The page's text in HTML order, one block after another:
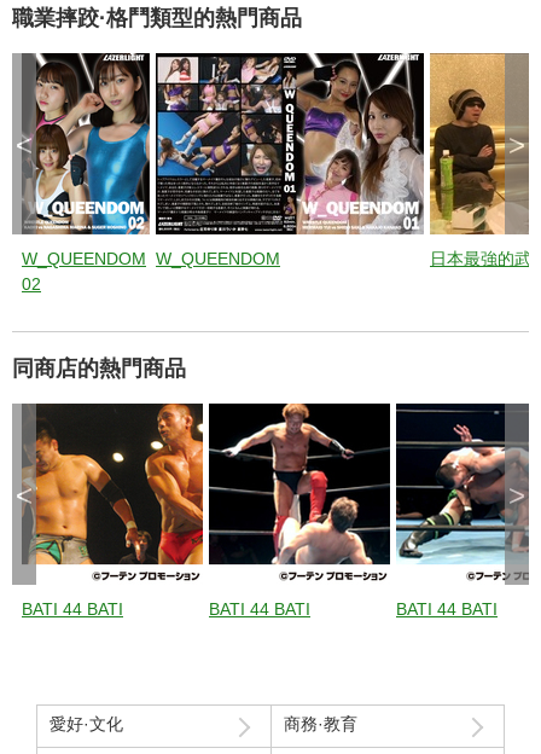
職業摔跤·格鬥類型的熱門商品
W_QUEENDOM
02
W_QUEENDOM 日本最強的武
< >
同商店的熱門商品
BATI 44 BATI BATI 44 BATI BATI 44 BATI
< >
愛好·文化 商務·教育